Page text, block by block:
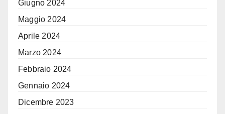
Giugno 2024
Maggio 2024
Aprile 2024
Marzo 2024
Febbraio 2024
Gennaio 2024
Dicembre 2023